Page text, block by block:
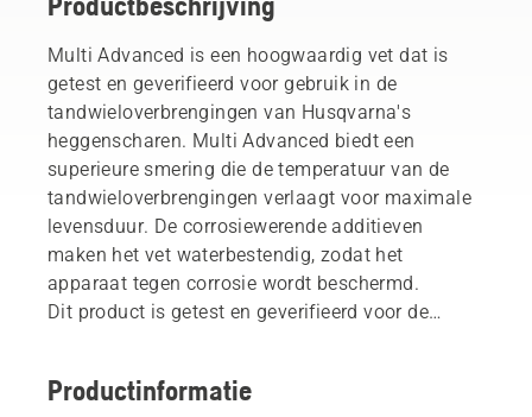
Multi Advanced is een hoogwaardig vet dat is
getest en geverifieerd voor gebruik in de
tandwieloverbrengingen van Husqvarna's
heggenscharen. Multi Advanced biedt een
superieure smering die de temperatuur van de
tandwieloverbrengingen verlaagt voor maximale
levensduur. De corrosiewerende additieven
maken het vet waterbestendig, zodat het
apparaat tegen corrosie wordt beschermd.
Dit product is getest en geverifieerd voor de
waterbestendigheid beschermt tegen corrosie.
Productinformatie